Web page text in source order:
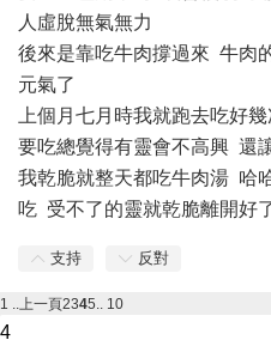
人虛脫無氣無力
後來是靠吃牛肉撐過來 牛肉
元氣了
上個月七月時我就跑去吃好
要吃總覺得有靈會不高興 還
我乾脆就整天都吃牛肉湯 哈
吃 受不了的靈就乾脆離開好
支持 反對
1 ..上一頁2345.. 10